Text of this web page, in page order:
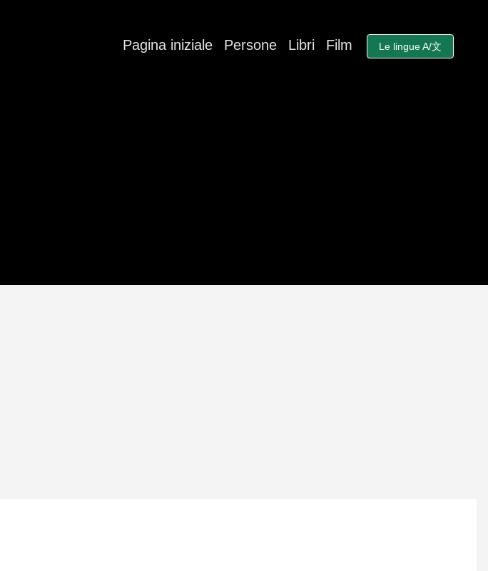
Pagina iniziale Persone Libri Film Le lingue A/文